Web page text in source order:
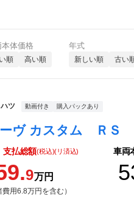
本体価格
順 高い順
年式
新しい順 古い
ツ 動画付き 購入パックあり
支払総額(税込)(リ済込)
9万円
費用6.8万円を含む）
車両